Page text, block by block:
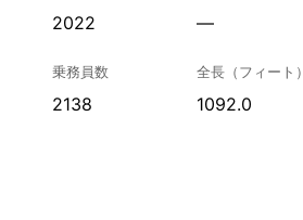
2022 —
乗務員数
2138
全長（フィート）
1092.0